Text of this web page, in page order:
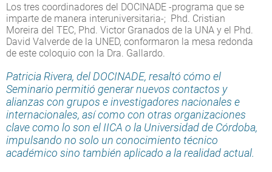
Los tres coordinadores del DOCINADE -programa que se
imparte de manera interuniversitaria-; Phd. Cristian
Moreira del TEC, Phd. Victor Granados de la UNA y el Phd.
David Valverde de la UNED, conformaron la mesa redonda
de este coloquio con la Dra. Gallardo.
Patricia Rivera, del DOCINADE, resaltó cómo el
Seminario permitió generar nuevos contactos y
alianzas con grupos e investigadores nacionales e
internacionales, así como con otras organizaciones
clave como lo son el IICA o la Universidad de Córdoba,
impulsando no solo un conocimiento técnico
académico sino también aplicado a la realidad actual.